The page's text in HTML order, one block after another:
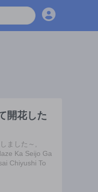
開花した
ました～,
Ka Seijo Ga
Chiyushi To